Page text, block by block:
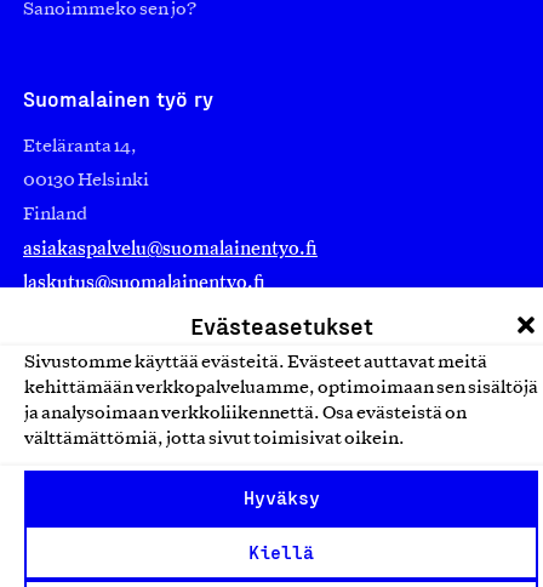
Evästeasetukset
Sivustomme käyttää evästeitä. Evästeet auttavat meitä
kehittämään verkkopalveluamme, optimoimaan sen sisältöjä
ja analysoimaan verkkoliikennettä. Osa evästeistä on
välttämättömiä, jotta sivut toimisivat oikein.
Hyväksy
Kiellä
Sanoimmeko sen jo?
Suomalainen työ ry
Eteläranta 14,
00130 Helsinki
Finland
asiakaspalvelu@suomalainentyo.fi
laskutus@suomalainentyo.fi
Avainlippu